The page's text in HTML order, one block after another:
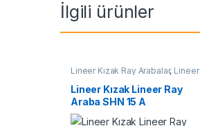
İlgili ürünler
Lineer Kızak Ray Arabalar, Lineer
Ürünler, Ray ve Arabalar
Lineer Kızak Lineer Ray
Araba SHN 15 A